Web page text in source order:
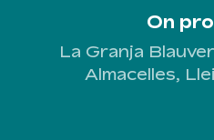
On
La Granja
Almacelles,